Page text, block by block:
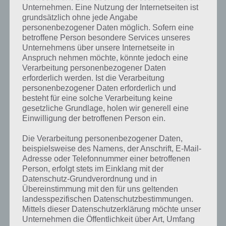
im Sitzen ausübt. Da die Reihenfolge bei jedem Spieler anders ist,
können wir dir nicht das exakte Level anzeigen, weshalb du über
unsere Komplettlösung jedoch trotzdem zu jedem Sachverhalt die
entsprechenden Antworten findest!
Weitere Lösungen zu 94%
gesucht? Schaue inunsere
Komplettlösung zur App! Dort
kannst du mit der Suche
schnell die Antworten und
Lösungen der über 300 Level
finden!
Du findest Lösungen auch ohne unsere Hilfe, indem du in der App
Münzen einsetzt. Da diese jedoch begrenzt sind, hast du hier stets
Unternehmen. Eine Nutzung der Internetseiten ist
grundsätzlich ohne jede Angabe
personenbezogener Daten möglich. Sofern eine
betroffene Person besondere Services unseres
Unternehmens über unsere Internetseite in
Anspruch nehmen möchte, könnte jedoch eine
Verarbeitung personenbezogener Daten
erforderlich werden. Ist die Verarbeitung
personenbezogener Daten erforderlich und
besteht für eine solche Verarbeitung keine
gesetzliche Grundlage, holen wir generell eine
Einwilligung der betroffenen Person ein.
Die Verarbeitung personenbezogener Daten,
beispielsweise des Namens, der Anschrift, E-Mail-
Adresse oder Telefonnummer einer betroffenen
Person, erfolgt stets im Einklang mit der
Datenschutz-Grundverordnung und in
Übereinstimmung mit den für uns geltenden
landesspezifischen Datenschutzbestimmungen.
Mittels dieser Datenschutzerklärung möchte unser
Unternehmen die Öffentlichkeit über Art, Umfang